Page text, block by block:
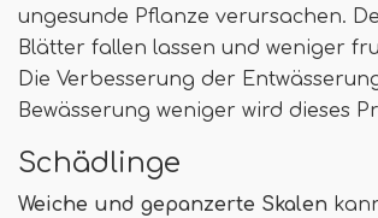
ungesunde Pflanze verursachen.
Blätter fallen lassen und weniger
Die Verbesserung der
Bewässerung weniger wird dieses
Schädlinge
Weiche und gepanzerte Skalen